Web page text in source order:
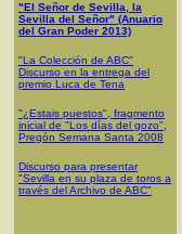
"El Señor de Sevilla, la
Sevilla del Señor" (Anuario
del Gran Poder 2013)
"La Colección de ABC"
Discurso en la entrega del
premio Luca de Tena
"¿Estais puestos", fragmento
inicial de "Los días del gozo",
Pregón Semana Santa 2008
Discurso para presentar
"Sevilla en su plaza de toros a
través del Archivo de ABC"